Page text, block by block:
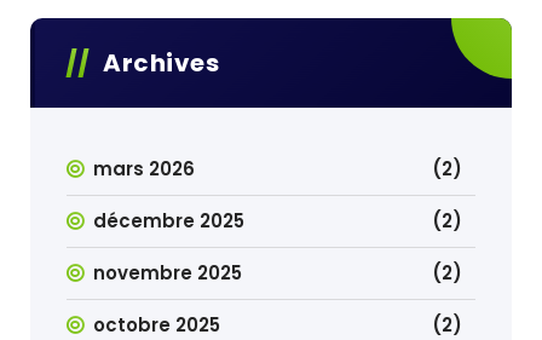
Archives
mars 2026 (2)
décembre 2025 (2)
novembre 2025 (2)
octobre 2025 (2)